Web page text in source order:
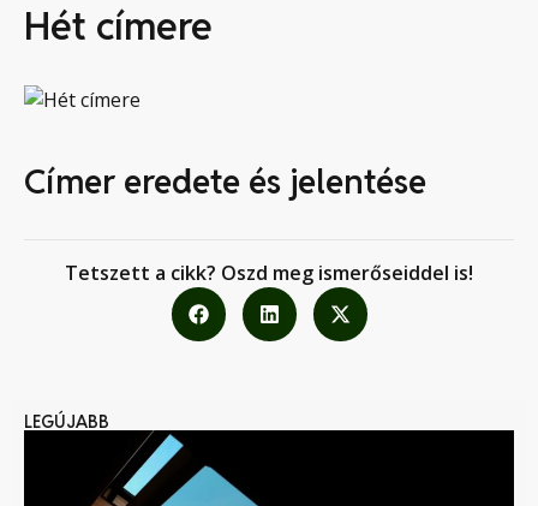
Hét címere
Címer eredete és jelentése
Tetszett a cikk? Oszd meg ismerőseiddel is!
LEGÚJABB